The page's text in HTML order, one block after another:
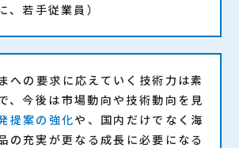
、若手従業員）
への要求に応えていく技術力は素
、今後は市場動向や技術動向を見
提案の強化や、国内だけでなく海
の充実が更なる成長に必要になる